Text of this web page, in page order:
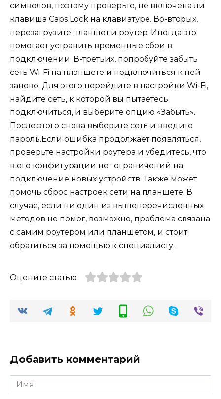
символов, поэтому проверьте, не включена ли
клавиша Caps Lock на клавиатуре. Во-вторых,
перезагрузите планшет и роутер. Иногда это
помогает устранить временные сбои в
подключении. В-третьих, попробуйте забыть
сеть Wi-Fi на планшете и подключиться к ней
заново. Для этого перейдите в настройки Wi-Fi,
найдите сеть, к которой вы пытаетесь
подключиться, и выберите опцию «Забыть».
После этого снова выберите сеть и введите
пароль.Если ошибка продолжает появляться,
проверьте настройки роутера и убедитесь, что
в его конфигурации нет ограничений на
подключение новых устройств. Также может
помочь сброс настроек сети на планшете. В
случае, если ни один из вышеперечисленных
методов не помог, возможно, проблема связана
с самим роутером или планшетом, и стоит
обратиться за помощью к специалисту.
Оцените статью
Добавить комментарий
Имя
*